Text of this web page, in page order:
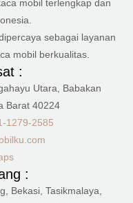
mobil terlengkap dan
sebagai layanan
mobil berkualitas.
:
Utara, Babakan
Barat 40224
1279-2585
:
Bekasi, Tasikmalaya,